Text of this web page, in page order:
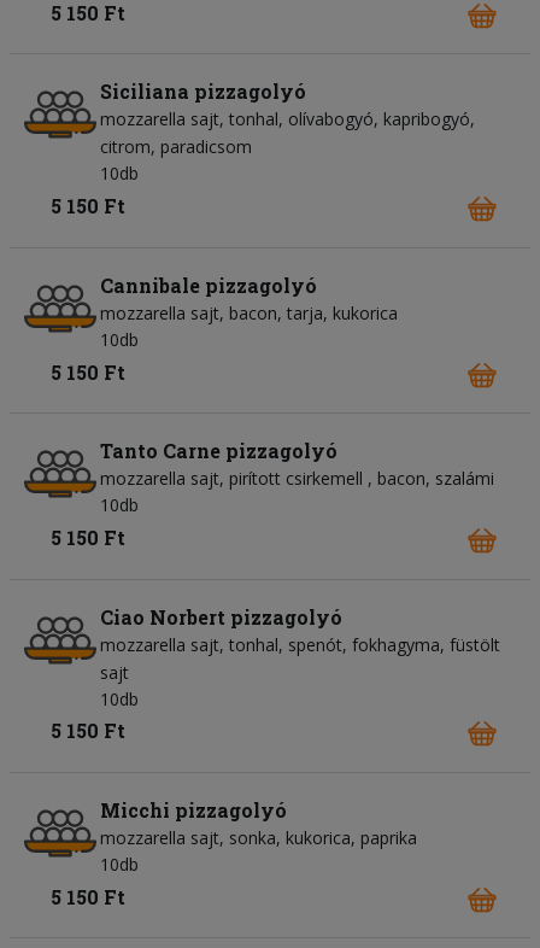
5 150 Ft
Siciliana pizzagolyó
mozzarella sajt tonhal olívabogyó kapribogyó
citrom paradicsom
10db
5 150 Ft
Cannibale pizzagolyó
mozzarella sajt bacon tarja kukorica
10db
5 150 Ft
Tanto Carne pizzagolyó
mozzarella sajt pirított csirkemell bacon szalámi
10db
5 150 Ft
Ciao Norbert pizzagolyó
mozzarella sajt tonhal spenót fokhagyma füstölt
sajt
10db
5 150 Ft
Micchi pizzagolyó
mozzarella sajt sonka kukorica paprika
10db
5 150 Ft